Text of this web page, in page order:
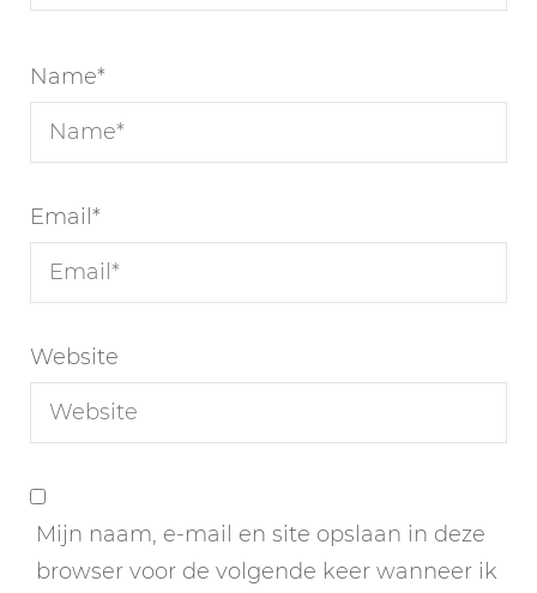
Name*
Email *
Website
Mijn naam, e-mail en site opslaan in deze
browser voor de volgende keer wanneer ik